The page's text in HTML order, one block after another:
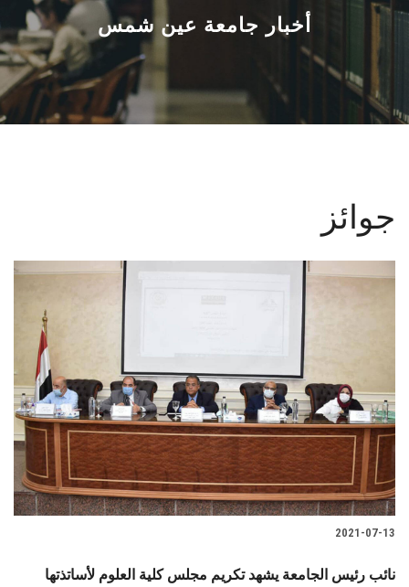
القطاعـات
الشئون الأكاديمية
البحث العلمي
الأنظمة الذكية
الإعلام
تواصل معنا
الطلاب
هيئة التدريس
الخريجين
أخبار جامعة عين شمس
جوائز
2021-07-13
نائب رئيس الجامعة يشهد تكريم مجلس كلية العلوم لأساتذتها